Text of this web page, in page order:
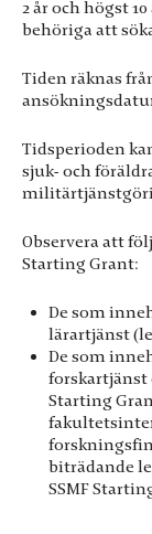
2 år och högst
behöriga att
Tiden räknas
Tidsperioden
sjuk- och
Observera att
Starting Grant:
De som
lärartjänst
De som
forskartjänst
Starting
biträdande
SSMF
du chansen att
se personligt
innehåll och
erbjudanden.